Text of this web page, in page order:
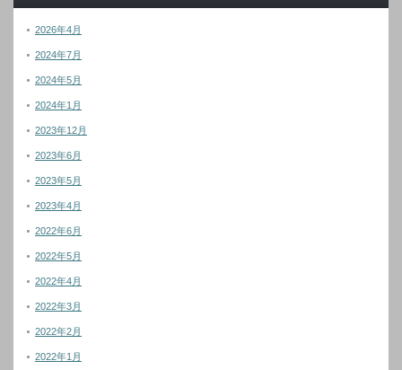
2026年4月
2024年7月
2024年5月
2024年1月
2023年12月
2023年6月
2023年5月
2023年4月
2022年6月
2022年5月
2022年4月
2022年3月
2022年2月
2022年1月